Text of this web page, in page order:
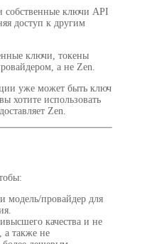
собственные ключи API
доступ к другим
ключи, токены
а не Zen.
уже может быть ключ
хотите использовать
Zen.
модель/провайдер для
качества и не
а также не